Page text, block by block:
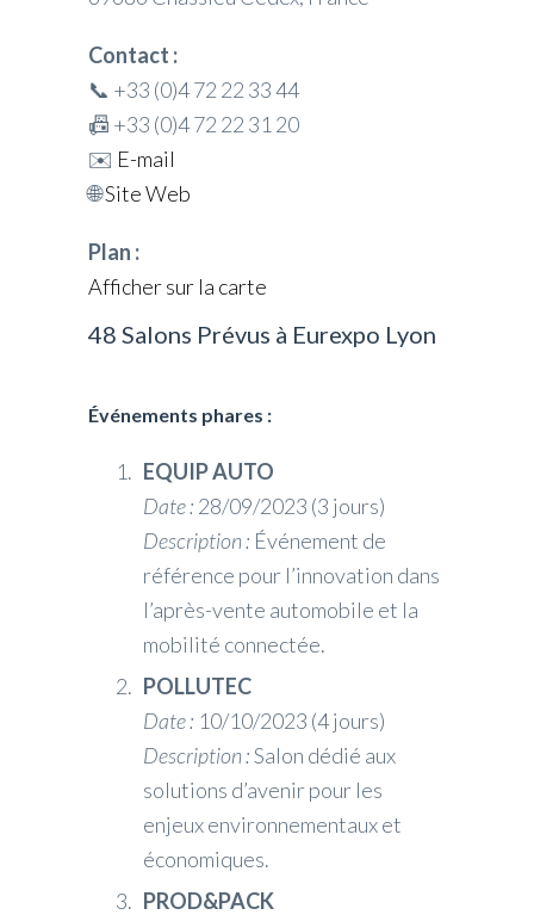
Contact :
📞 +33 (0)4 72 22 33 44
📠 +33 (0)4 72 22 31 20
✉️ E-mail
🌐Site Web
Plan :
Afficher sur la carte
48 Salons Prévus à Eurexpo Lyon
Événements phares :
EQUIP AUTO
Date : 28/09/2023 (3 jours)
Description : Événement de
référence pour l’innovation dans
l’après-vente automobile et la
mobilité connectée.
POLLUTEC
Date : 10/10/2023 (4 jours)
Description :Salon dédié aux
solutions d’avenir pour les
enjeux environnementaux et
économiques.
PROD&PACK